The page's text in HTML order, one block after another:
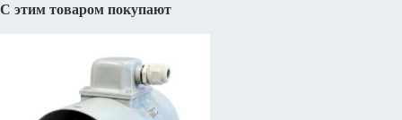
С этим товаром покупают